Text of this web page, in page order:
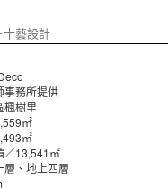
藝設計
務所提供
樹里
㎡
㎡
㎡
、地上四層